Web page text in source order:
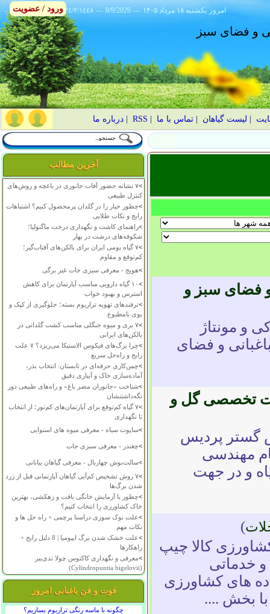
٢٤/٢/١٤٤٨ --- 8/9/2026 --- ۱۴۰۵ يکشنبه ۱۸ مرداد امروز
و فضای سبز
لیست گیاهان |تماس با ما RSS
|درباره ما
آخرین مطالب
>
۷ نشانه حضور آفات جانوری در باغچه و روش‌های
کنترل طبیعی
>چطور خیار را در گلدان پرمحصول کنیم؟ اشتباهات
رایج و نکات طلایی
>راهنمای کاشت و نگهداری درخت ماگنولیا؛
شکوفه‌های درشت در بهار
>
۷ گیاه بومی ایران برای بالکن‌های آفتاب‌گیر؛
کم‌توقع و مقاوم
>هویج - معرفی سبزی جات غیر برگی
>
۱۰ گیاه دارویی مناسب آپارتمان برای کاهش
استرس و بهبود خواب
>ترفندهای تهویه تراریوم بسته؛ جلوگیری از کپک و
بوی نامطبوع
>
۷ بری و میوه جنگلی مناسب کشت گلدانی در
بالکن‌های ایرانی
>
چرا برگ‌های فیکوس الاستیکا می‌ریزد؟ ۷ علت
رایج و راه‌حل سریع
>چمن‌کاری حرفه‌ای در تابستان: انتخاب بذر،
آماده‌سازی خاک و آبیاری دقیق
>شناخت «جانوران مضر باغ» و راه‌های طبیعی دور
نگه‌داشتنشان
>
۷ گیاه کم‌توقع برای آپارتمان‌های کم‌نور؛ از انتخاب
تا نگهداری
>ساپوت سیاه - معرفی میوه های استوایی
>چغندر - معرفی سبزی جات
>سالت‌بوش چهاربال - معرفی گیاهان بیابانی
>
۷ روش تشخیص کم‌آبی گیاهان آپارتمانی قبل از زرد
شدن برگ‌ها
>چطور با آزمایش خانگی بافت و زهکشی، بهترین
خاک کشاورزی را انتخاب کنیم؟
>علت نوک سوزی دراسنا پرچمی + راه حل ها و
نکات مهم
>
علت خشک شدن برگ ایپومیا | 8 دلیل رایج +
راهکارها
>معرفی و نگهداری کاکتوس چولا تدی‌بیر
(Cylindropuntia bigelovii)
فوت و فن باغبانی امروز
چگونه با ماسه رنگی تراریوم بسازیم؟
و فضای سبز و
و مونتاژ
و فضای
تخصصی گل و
گستر پردیس
مهندسی
و در جهت
)
کالا چیپ
خدماتی
های کشاورزی
بخش ....
ورود / عضویت